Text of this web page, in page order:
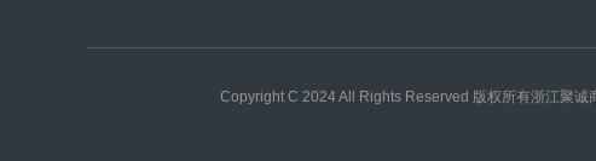
Copyright C 2024 All Rights Reserved 版权所有浙江聚诚